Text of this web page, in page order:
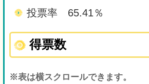
投票率 65.41％
得票数
※表は横スクロールできます。